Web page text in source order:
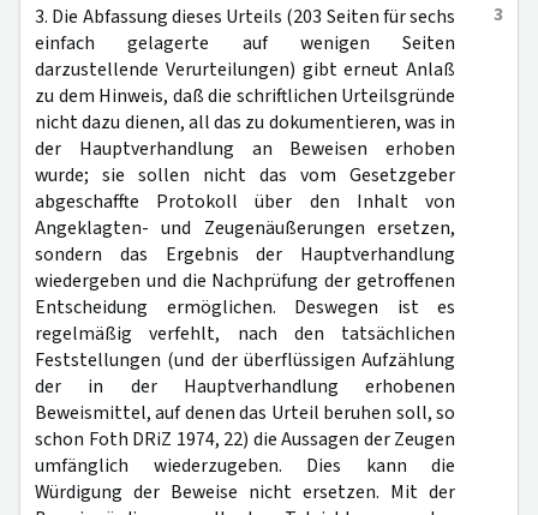
3
3. Die Abfassung dieses Urteils (203 Seiten für sechs
einfach gelagerte auf wenigen Seiten
darzustellende Verurteilungen) gibt erneut Anlaß
zu dem Hinweis, daß die schriftlichen Urteilsgründe
nicht dazu dienen, all das zu dokumentieren, was in
der Hauptverhandlung an Beweisen erhoben
wurde; sie sollen nicht das vom Gesetzgeber
abgeschaffte Protokoll über den Inhalt von
Angeklagten- und Zeugenäußerungen ersetzen,
sondern das Ergebnis der Hauptverhandlung
wiedergeben und die Nachprüfung der getroffenen
Entscheidung ermöglichen. Deswegen ist es
regelmäßig verfehlt, nach den tatsächlichen
Feststellungen (und der überflüssigen Aufzählung
der in der Hauptverhandlung erhobenen
Beweismittel, auf denen das Urteil beruhen soll, so
schon Foth DRiZ 1974, 22) die Aussagen der Zeugen
umfänglich wiederzugeben. Dies kann die
Würdigung der Beweise nicht ersetzen. Mit der